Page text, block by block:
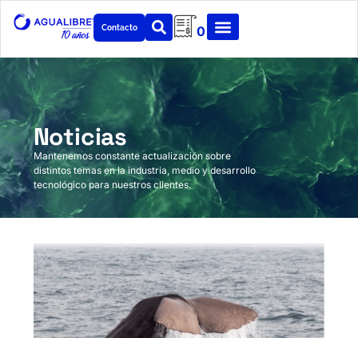
Contacto 0
Noticias
Mantenemos constante actualización sobre
distintos temas en la industria, medio y desarrollo
tecnológico para nuestros clientes.